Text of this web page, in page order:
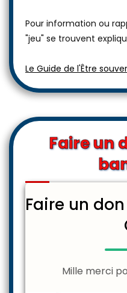
Pour information ou
"jeu" se trouvent
Le Guide de l'Être
Faire un
Faire un
Mille merci